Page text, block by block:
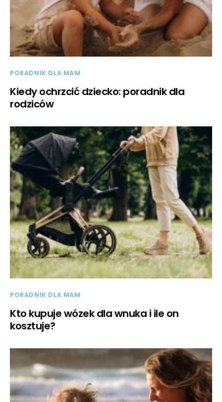
PORADNIK DLA MAM
Kiedy ochrzcić dziecko: poradnik dla
rodziców
PORADNIK DLA MAM
Kto kupuje wózek dla wnuka i ile on
kosztuje?